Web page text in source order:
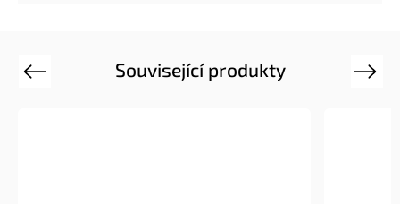
Související produkty
Previous Next